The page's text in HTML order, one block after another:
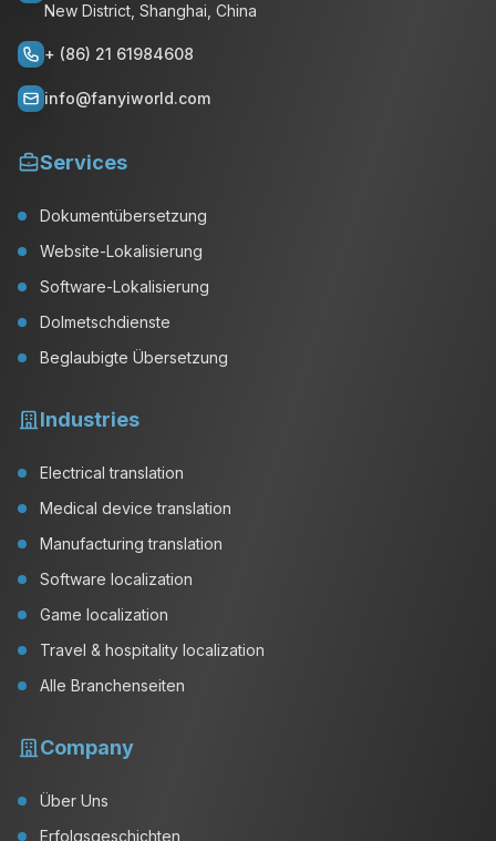
New District, Shanghai, China
+ (86) 21 61984608
info@fanyiworld.com
Services
Dokumentübersetzung
Website-Lokalisierung
Software-Lokalisierung
Dolmetschdienste
Beglaubigte Übersetzung
Industries
Electrical translation
Medical device translation
Manufacturing translation
Software localization
Game localization
Travel & hospitality localization
Alle Branchenseiten
Company
Über Uns
Erfolgsgeschichten